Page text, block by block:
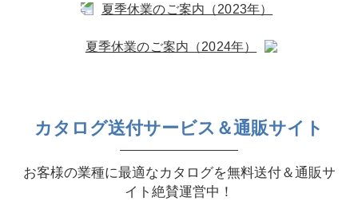
夏季休業のご案内（2023年）
夏季休業のご案内（2024年）
カタログ送付サービス＆通販サイト
お客様の業種に最適なカタログを無料送付＆通販サ
イト絶賛運営中！